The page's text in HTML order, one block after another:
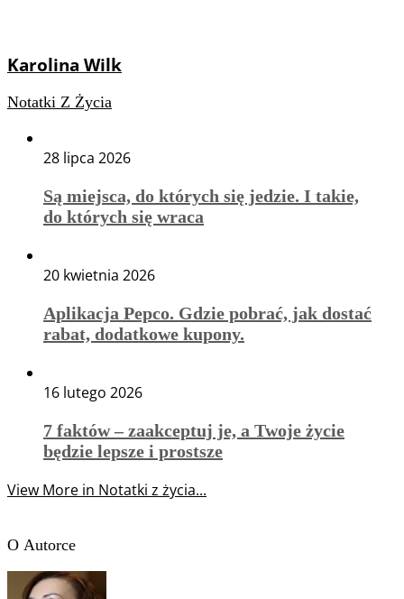
Karolina Wilk
Notatki Z Życia
28 lipca 2026
Są miejsca, do których się jedzie. I takie,
do których się wraca
20 kwietnia 2026
Aplikacja Pepco. Gdzie pobrać, jak dostać
rabat, dodatkowe kupony.
16 lutego 2026
7 faktów – zaakceptuj je, a Twoje życie
będzie lepsze i prostsze
View More in Notatki z życia...
O Autorce